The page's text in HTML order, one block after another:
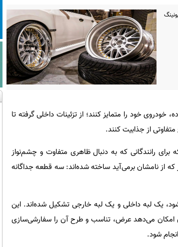
خود را متمایز کنند؛ از تزئینات داخلی گرفته تا
از جذابیت کنند.
رانندگانی که به دنبال ظاهری متفاوت و چشم‌نواز
از نامشان برمی‌آید ساخته شده‌اند: سه قطعه جداگانه
یک لبه داخلی و یک لبه خارجی تشکیل شده‌اند. این
امکان می‌دهد عرض، تناسب و طرح آن را سفارشی‌سازی
شود.